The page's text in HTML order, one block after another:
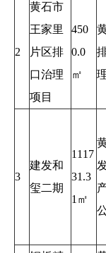
2
黄石市
王家里
片区排
口治理
项目
450
0.0
㎡
3
建发和
玺二期
1117
31.3
1㎡